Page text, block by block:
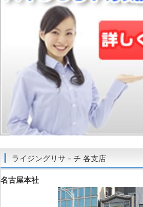
ライジングリサ－チ 各支店
名古屋本社